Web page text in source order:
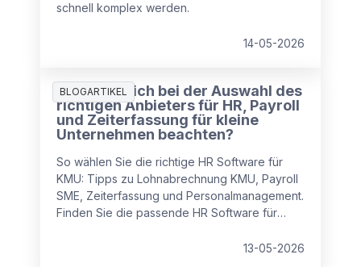
schnell komplex werden.
14-05-2026
BLOGARTIKEL
Was muss ich bei der Auswahl des
richtigen Anbieters für HR, Payroll
und Zeiterfassung für kleine
Unternehmen beachten?
So wählen Sie die richtige HR Software für
KMU: Tipps zu Lohnabrechnung KMU, Payroll
SME, Zeiterfassung und Personalmanagement.
Finden Sie die passende HR Software für
13-05-2026